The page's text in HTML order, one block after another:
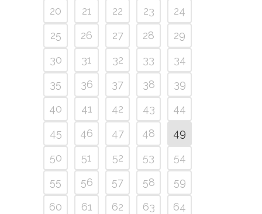
20
21 22 23
24
25
26 27 28
29
30
31 32 33
34
35
36 37 38
39
40
41 42 43
44
45
46 47 48
49
50
51 52 53
54
55
56 57 58
59
60
61 62 63
64